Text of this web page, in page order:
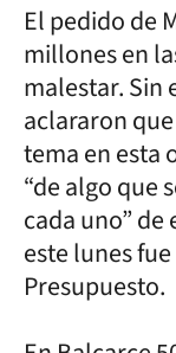
El pedido de
millones en
malestar. Sin
aclararon
tema en esta
“de algo que
cada uno”
este lunes
Presupuesto.